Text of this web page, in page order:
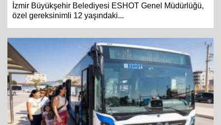
İzmir Büyükşehir Belediyesi ESHOT Genel Müdürlüğü,
özel gereksinimli 12 yaşındaki...